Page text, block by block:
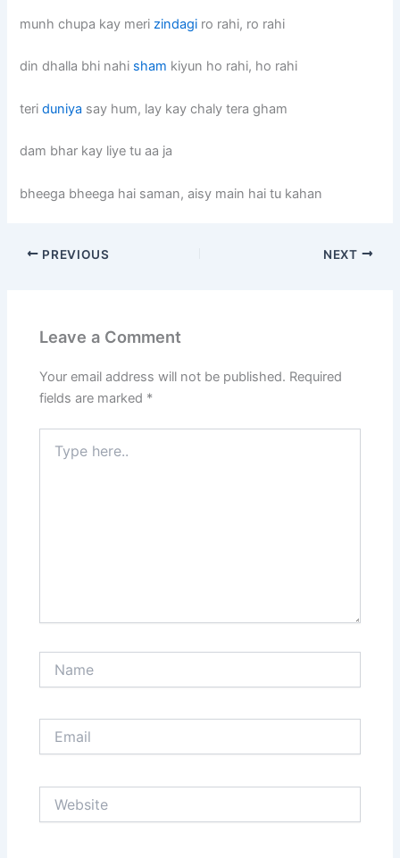
munh chupa kay merizindagi ro rahi, ro rahi
din dhalla bhi nahi sham kiyun ho rahi, ho rahi
teriduniya say hum, lay kay chaly tera gham
dam bhar kay liye tu aa ja
bheega bheega hai saman, aisy main hai tu kahan
PREVIOUS NEXT
Leave a Comment
Your email address will not be published. Required
fields are marked *
here..